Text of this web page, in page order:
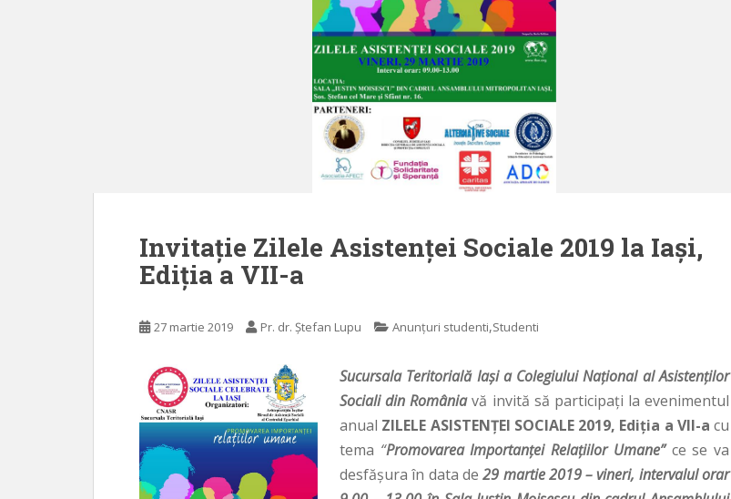
Invitaţie Zilele Asistenței Sociale 2019 la Iași,
Ediţia a VII-a
27 martie 2019 Pr. dr. Ștefan Lupu Anunțuri studenti,Studenti
Sucursala Teritorială Iași a Colegiului Național al Asistenților
Sociali din Româniavă invită să participaţi la evenimentul
anual ZILELE ASISTENŢEI SOCIALE 2019, Ediţia a VII-a cu
tema “Promovarea Importanței Relațiilor Umane”ce se va
desfăşura în data de29 martie 2019 – vineri, intervalul orar